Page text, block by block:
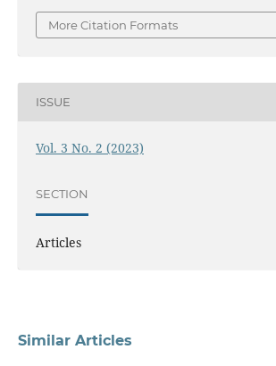
More Citation Formats
ISSUE
Vol. 3 No. 2 (2023)
SECTION
Articles
Similar Articles